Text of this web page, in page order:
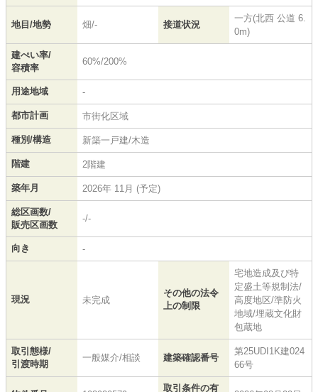
地目/地勢 畑/- 接道状況
一方(北西 公道 6.
0m)
建ぺい率/
容積率
60%/200%
用途地域 -
都市計画 市街化区域
種別/構造 新築一戸建/木造
階建 2階建
築年月 2026年 11月 (予定)
総区画数/
販売区画数
-/-
向き -
現況 未完成
その他の法令
上の制限
宅地造成及び特
定盛土等規制法/
高度地区/準防火
地域/埋蔵文化財
包蔵地
取引態様/
引渡時期
一般媒介/相談 建築確認番号
第25UDI1K建024
66号
取引条件の有